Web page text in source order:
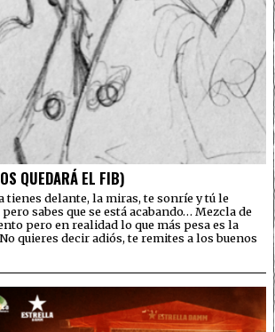
QUEDARÁ EL FIB)
tienes delante, la miras, te sonríe y tú le
sabes que se está acabando… Mezcla de
pero en realidad lo que más pesa es la
quieres decir adiós, te remites a los buenos